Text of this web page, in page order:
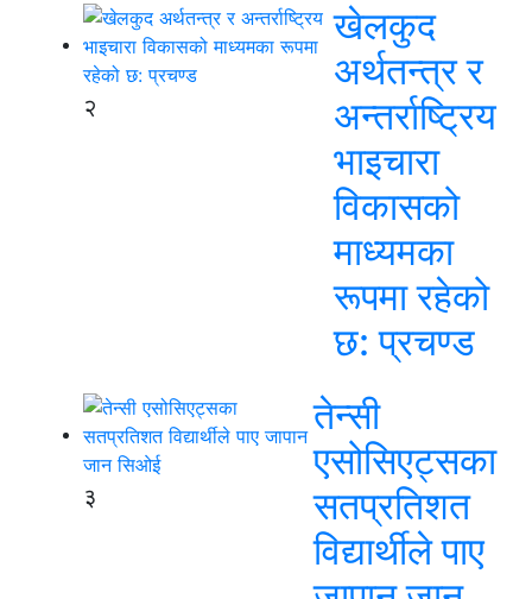
२
खेलकुद
अर्थतन्त्र र
अन्तर्राष्ट्रिय
भाइचारा
विकासको
माध्यमका
रूपमा रहेको
छ: प्रचण्ड
३
तेन्सी
एसोसिएट्सका
सतप्रतिशत
विद्यार्थीले पाए